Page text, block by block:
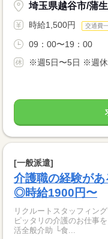
埼玉県越谷市/蒲
時給1,500円 交通費
09：00〜19：00
※週5日〜5日 ※週休
[一般派遣]
介護職の経験が
◎時給1900円〜
リクルートスタッフィン
ピッタリの介護のお仕事をご紹介します
活全般介助 └食...